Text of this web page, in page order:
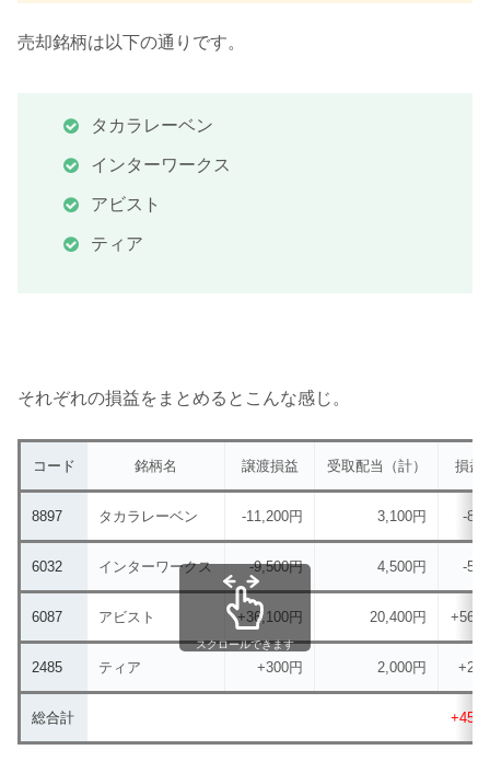
売却銘柄は以下の通りです。
タカラレーベン
インターワークス
アビスト
ティア
それぞれの損益をまとめるとこんな感じ。
コード 銘柄名 譲渡損益 受取配当（計） 損益
8897 タカラレーベン -11,200円 3,100円 -
6032 インターワークス -9,500円 4,500円 -
6087 アビスト +36,100円 20,400円
2485 ティア +300円 2,000円
総合計
スクロールできます